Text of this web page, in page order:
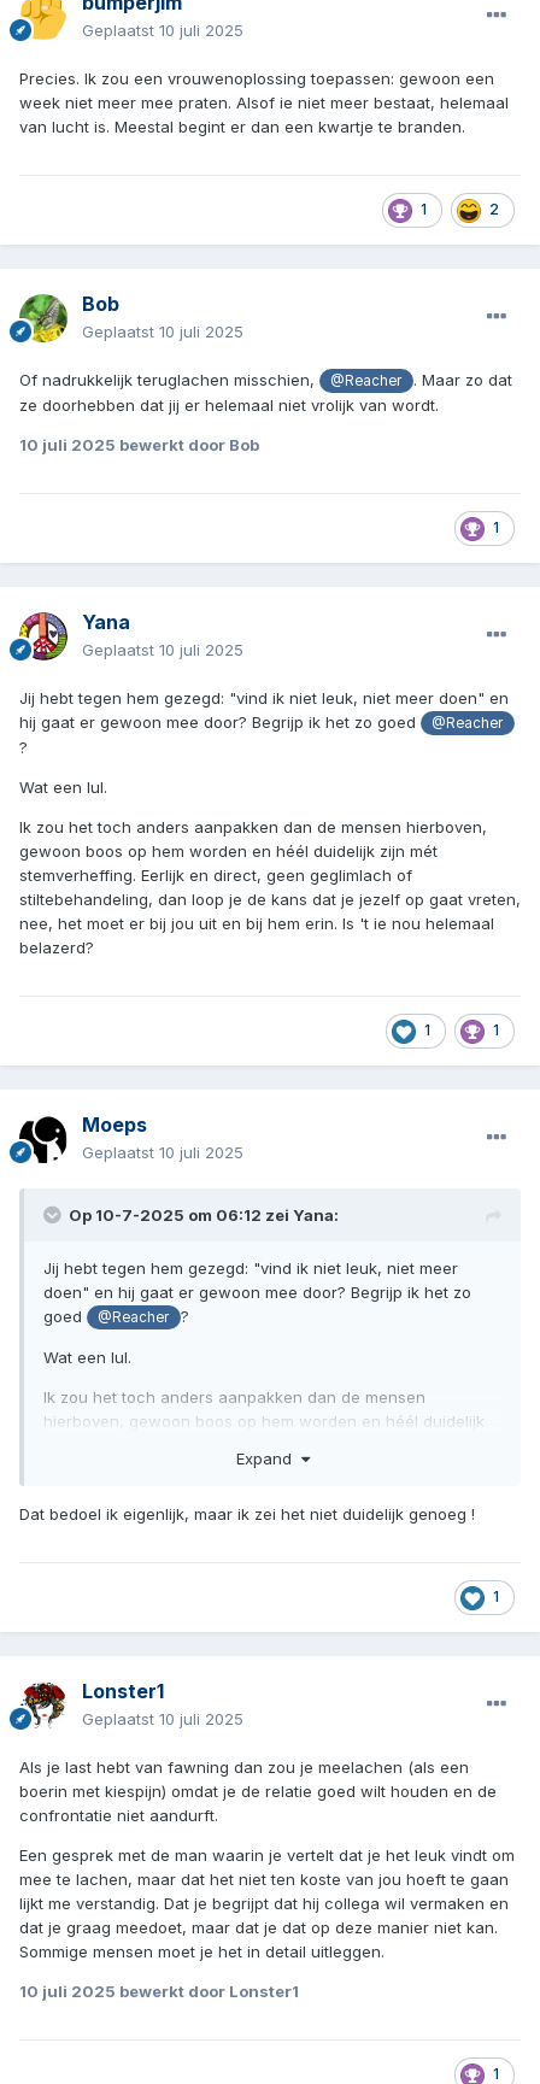
Geplaatst 10 juli 2025
Precies. Ik zou een vrouwenoplossing toepassen: gewoon een
week niet meer mee praten. Alsof ie niet meer bestaat, helemaal
van lucht is. Meestal begint er dan een kwartje te branden.
1 2
Bob
Geplaatst 10 juli 2025
Of nadrukkelijk teruglachen misschien, @Reacher
. Maar zo dat
ze doorhebben dat jij er helemaal niet vrolijk van wordt.
10 juli 2025 bewerkt door Bob
1
Yana
Geplaatst 10 juli 2025
Jij hebt tegen hem gezegd: "vind ik niet leuk, niet meer doen" en
hij gaat er gewoon mee door? Begrijp ik het zo goed
@Reacher
?
Wat een lul.
Ik zou het toch anders aanpakken dan de mensen hierboven,
gewoon boos op hem worden en héél duidelijk zijn mét
stemverheffing. Eerlijk en direct, geen geglimlach of
stiltebehandeling, dan loop je de kans dat je jezelf op gaat vreten,
nee, het moet er bij jou uit en bij hem erin. Is 't ie nou helemaal
belazerd?
1 1
Moeps
Geplaatst 10 juli 2025
Op 10-7-2025 om 06:12 zei Yana:
Jij hebt tegen hem gezegd: "vind ik niet leuk, niet meer
doen" en hij gaat er gewoon mee door? Begrijp ik het zo
goed
@Reacher ?
Wat een lul.
Ik zou het toch anders aanpakken dan de mensen
hierboven, gewoon boos op hem worden en héél duidelijk
stiltebehandeling, dan loop je de kans dat je jezelf op gaat
nou helemaal belazerd?
Expand
Dat bedoel ik eigenlijk, maar ik zei het niet duidelijk genoeg !
1
Lonster1
Geplaatst 10 juli 2025
Als je last hebt van fawning dan zou je meelachen (als een
boerin met kiespijn) omdat je de relatie goed wilt houden en de
confrontatie niet aandurft.
Een gesprek met de man waarin je vertelt dat je het leuk vindt om
mee te lachen, maar dat het niet ten koste van jou hoeft te gaan
lijkt me verstandig. Dat je begrijpt dat hij collega wil vermaken en
dat je graag meedoet, maar dat je dat op deze manier niet kan.
Sommige mensen moet je het in detail uitleggen.
10 juli 2025 bewerkt door Lonster1
1